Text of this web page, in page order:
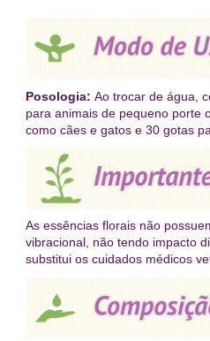
Posologia: Ao trocar de água,
para animais de pequeno porte
como cães e gatos e 30 gotas
As essências florais não
vibracional, não tendo impacto
substitui os cuidados médicos